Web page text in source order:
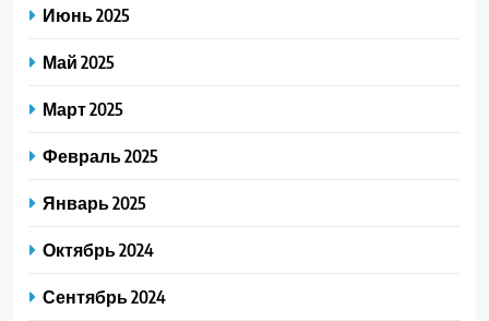
Июнь 2025
Май 2025
Март 2025
Февраль 2025
Январь 2025
Октябрь 2024
Сентябрь 2024